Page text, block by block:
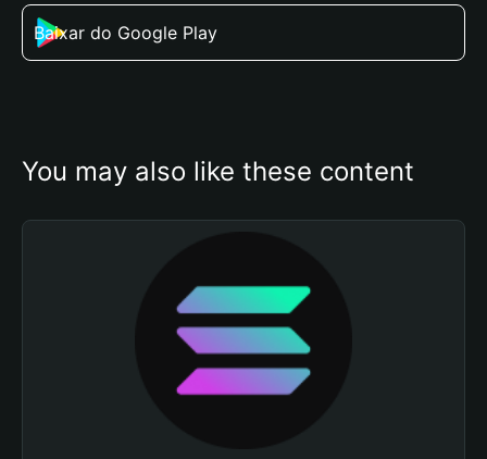
Baixar do Google Play
You may also like these content